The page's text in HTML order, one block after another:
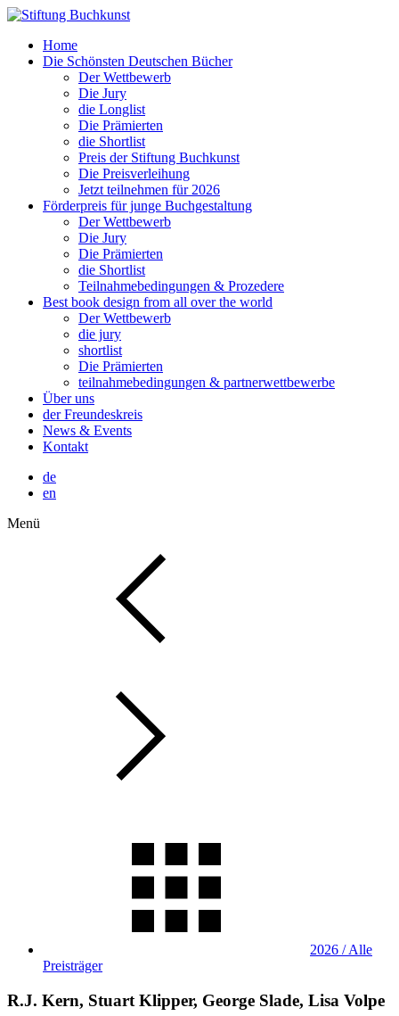
Home
Die Schönsten Deutschen Bücher
Der Wettbewerb
Die Jury
die Longlist
Die Prämierten
die Shortlist
Preis der Stiftung Buchkunst
Die Preisverleihung
Jetzt teilnehmen für 2026
Förderpreis für junge Buchgestaltung
Der Wettbewerb
Die Jury
Die Prämierten
die Shortlist
Teilnahmebedingungen & Prozedere
Best book design from all over the world
Der Wettbewerb
die jury
shortlist
Die Prämierten
teilnahmebedingungen & partnerwettbewerbe
Über uns
der Freundeskreis
News & Events
Kontakt
de
en
Menü
2026 / Alle
Preisträger
R.J. Kern, Stuart Klipper, George Slade, Lisa Volpe